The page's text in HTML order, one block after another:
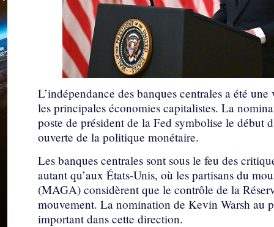
L’indépendance des banques centrales a été
les principales économies capitalistes. La
poste de président de la Fed symbolise le début
ouverte de la politique monétaire.
Les banques centrales sont sous le feu des
autant qu’aux États-Unis, où les partisans du
(MAGA) considèrent que le contrôle de la
mouvement. La nomination de Kevin Warsh au
important dans cette direction.